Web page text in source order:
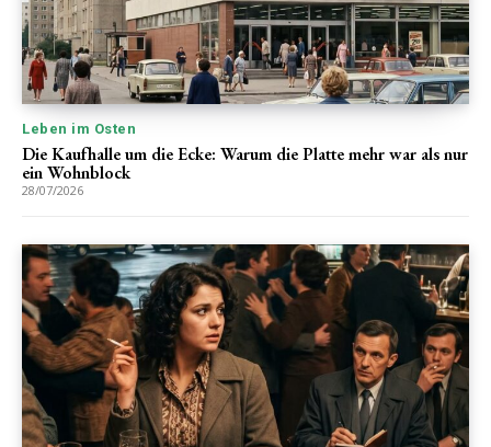
Leben im Osten
Die Kaufhalle um die Ecke: Warum die Platte mehr war als nur
ein Wohnblock
28/07/2026